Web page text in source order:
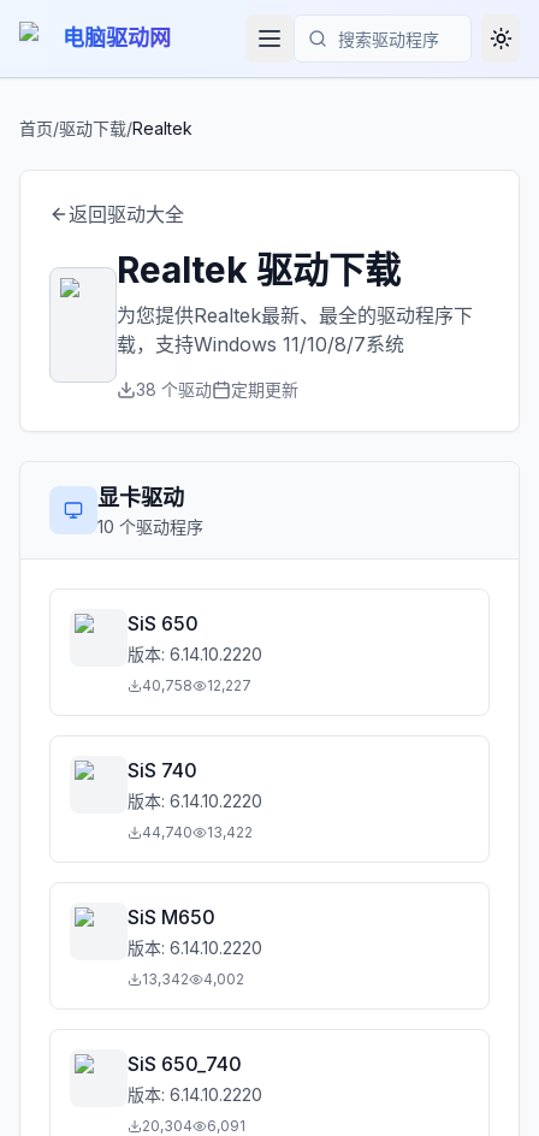
电脑驱动网
搜索
首页/驱动下载/Realtek
返回驱动大全
Realtek 驱动下载
为您提供Realtek最新、最全的驱动程序下
载，支持Windows 11/10/8/7系统
38 个驱动 定期更新
显卡驱动
10 个驱动程序
SiS 650
版本: 6.14.10.2220
40,758 12,227
SiS 740
版本: 6.14.10.2220
44,740 13,422
SiS M650
版本: 6.14.10.2220
13,342 4,002
SiS 650_740
版本: 6.14.10.2220
20,304 6,091